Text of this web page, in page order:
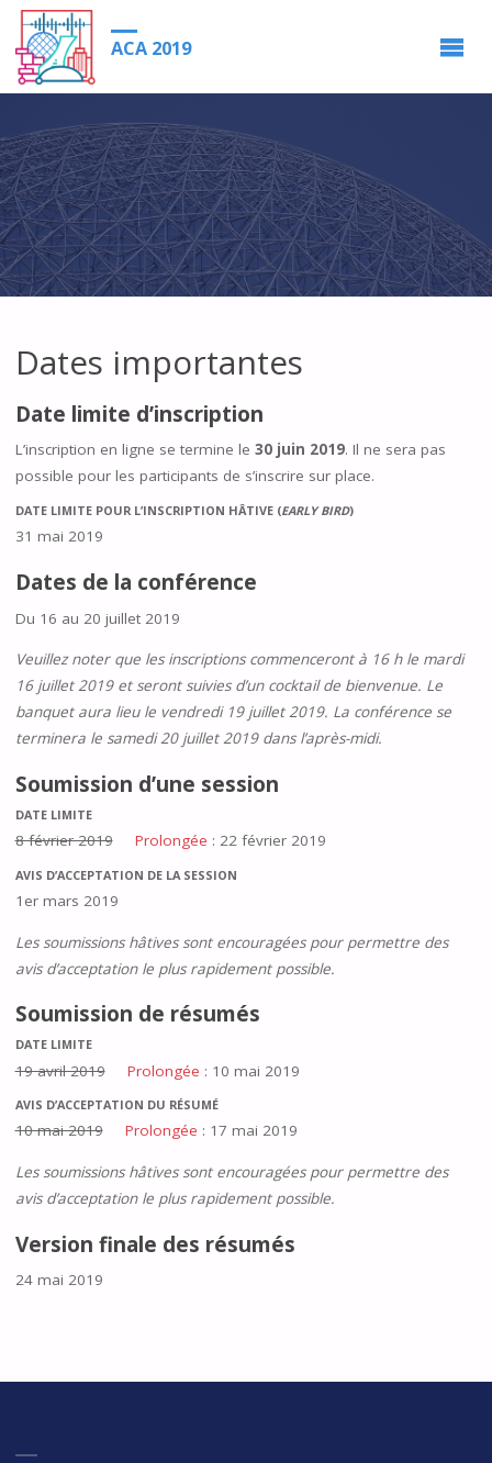
ACA 2019
Dates importantes
Date limite d’inscription
L’inscription en ligne se termine le 30 juin 2019. Il ne sera pas
possible pour les participants de s’inscrire sur place.
DATE LIMITE POUR L’INSCRIPTION HÂTIVE (EARLY BIRD)
31 mai 2019
Dates de la conférence
Du 16 au 20 juillet 2019
Veuillez noter que les inscriptions commenceront à 16 h le mardi
16 juillet 2019 et seront suivies d’un cocktail de bienvenue. Le
banquet aura lieu le vendredi 19 juillet 2019. La conférence se
terminera le samedi 20 juillet 2019 dans l’après-midi.
Soumission d’une session
DATE LIMITE
8 février 2019 Prolongée : 22 février 2019
AVIS D’ACCEPTATION DE LA SESSION
1er mars 2019
Les soumissions hâtives sont encouragées pour permettre des
avis d’acceptation le plus rapidement possible.
Soumission de résumés
DATE LIMITE
19 avril 2019 Prolongée : 10 mai 2019
AVIS D’ACCEPTATION DU RÉSUMÉ
10 mai 2019 Prolongée : 17 mai 2019
Les soumissions hâtives sont encouragées pour permettre des
avis d’acceptation le plus rapidement possible.
Version finale des résumés
24 mai 2019